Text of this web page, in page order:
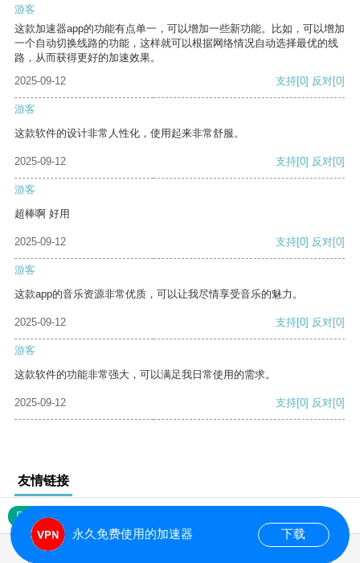
游客
这款加速器app的功能有点单一，可以增加一些新功能。比如，可以增加
一个自动切换线路的功能，这样就可以根据网络情况自动选择最优的线
路，从而获得更好的加速效果。
2025-09-12
支持[0] 反对[0]
游客
这款软件的设计非常人性化，使用起来非常舒服。
2025-09-12 支持[0] 反对[0]
游客
超棒啊 好用
2025-09-12 支持[0] 反对[0]
游客
这款app的音乐资源非常优质，可以让我尽情享受音乐的魅力。
2025-09-12 支持[0] 反对[0]
游客
这款软件的功能非常强大，可以满足我日常使用的需求。
2025-09-12 支持[0] 反对[0]
友情链接
网站地图
永久免费使用的加速器 下载